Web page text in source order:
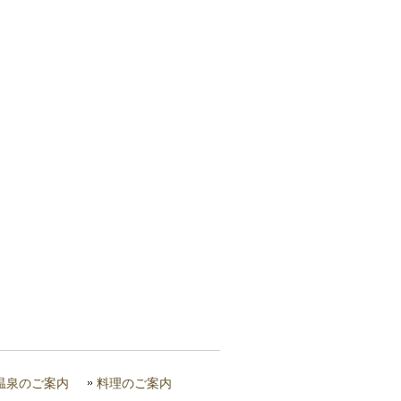
泉のご案内 料理のご案内